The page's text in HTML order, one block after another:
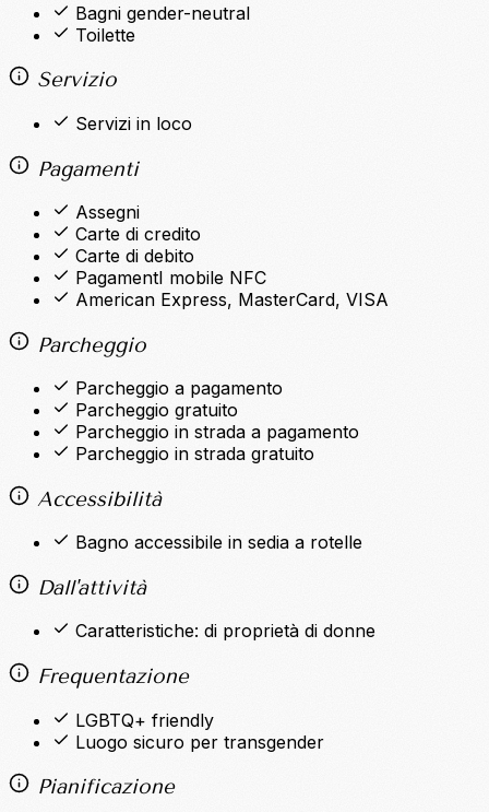
Bagni gender-neutral
Toilette
Servizio
Servizi in loco
Pagamenti
Assegni
Carte di credito
Carte di debito
PagamentI mobile NFC
American Express, MasterCard, VISA
Parcheggio
Parcheggio a pagamento
Parcheggio gratuito
Parcheggio in strada a pagamento
Parcheggio in strada gratuito
Accessibilità
Bagno accessibile in sedia a rotelle
Dall'attività
Caratteristiche: di proprietà di donne
Frequentazione
LGBTQ+ friendly
Luogo sicuro per transgender
Pianificazione